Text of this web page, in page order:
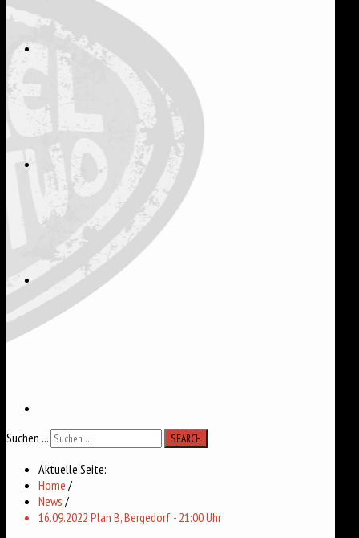
Suchen ... SEARCH
Aktuelle Seite:
Home /
News /
16.09.2022 Plan B, Bergedorf - 21:00 Uhr